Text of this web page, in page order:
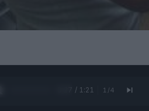
0:28 / 1:21 1 /4